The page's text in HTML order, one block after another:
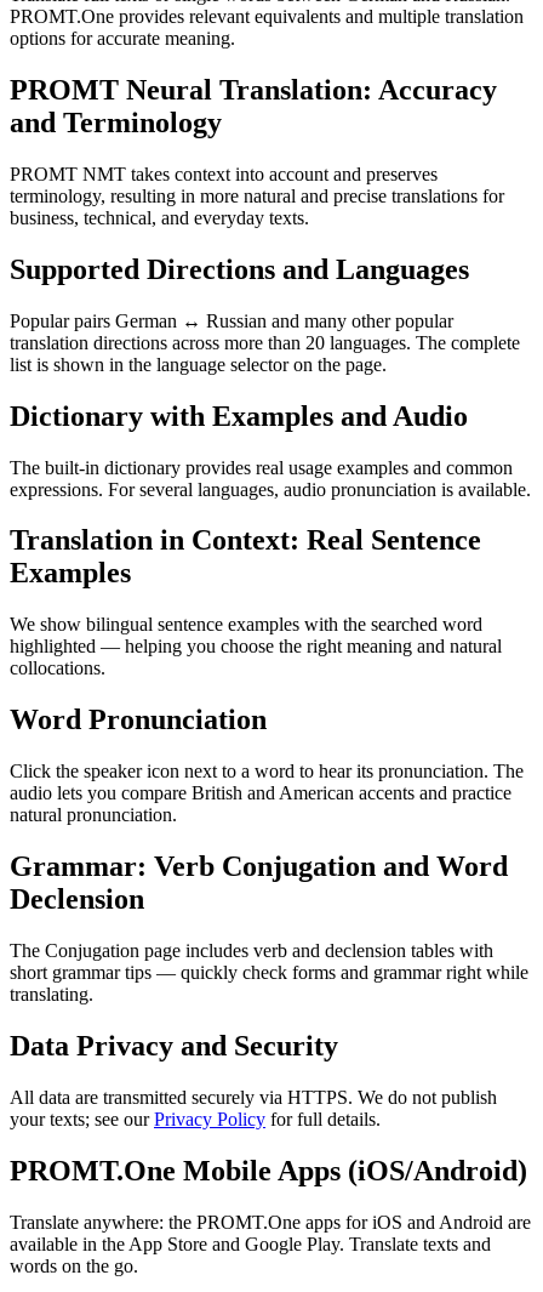
PROMT.One provides relevant equivalents and multiple translation
options for accurate meaning.
PROMT Neural Translation: Accuracy
and Terminology
PROMT NMT takes context into account and preserves
terminology, resulting in more natural and precise translations for
business, technical, and everyday texts.
Supported Directions and Languages
Popular pairs German ↔ Russian and many other popular
translation directions across more than 20 languages. The complete
list is shown in the language selector on the page.
Dictionary with Examples and Audio
The built-in dictionary provides real usage examples and common
expressions. For several languages, audio pronunciation is available.
Translation in Context: Real Sentence
Examples
We show bilingual sentence examples with the searched word
highlighted — helping you choose the right meaning and natural
collocations.
Word Pronunciation
Click the speaker icon next to a word to hear its pronunciation. The
audio lets you compare British and American accents and practice
natural pronunciation.
Grammar: Verb Conjugation and Word
Declension
The Conjugation page includes verb and declension tables with
short grammar tips — quickly check forms and grammar right while
translating.
Data Privacy and Security
All data are transmitted securely via HTTPS. We do not publish
your texts; see ourPrivacy Policy for full details.
PROMT.One Mobile Apps (iOS/Android)
Translate anywhere: the PROMT.One apps for iOS and Android are
available in the App Store and Google Play. Translate texts and
words on the go.